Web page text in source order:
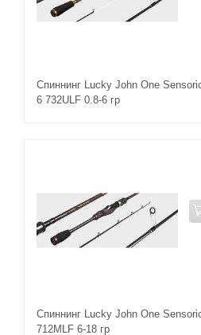
Спиннинг Lucky John One
6 732ULF 0.8-6 гр
Спиннинг Lucky John One
712MLF 6-18 гр